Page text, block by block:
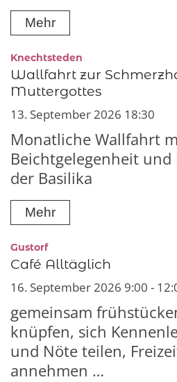
Mehr
Knechtsteden
Wallfahrt zur
Muttergottes
13. September 2026 18:30
Monatliche Wallfahrt
Beichtgelegenheit und
der Basilika
Mehr
Gustorf:
Café Alltäglich
16. September 2026 9:00 -
gemeinsam
knüpfen, sich
und Nöte teilen,
annehmen …